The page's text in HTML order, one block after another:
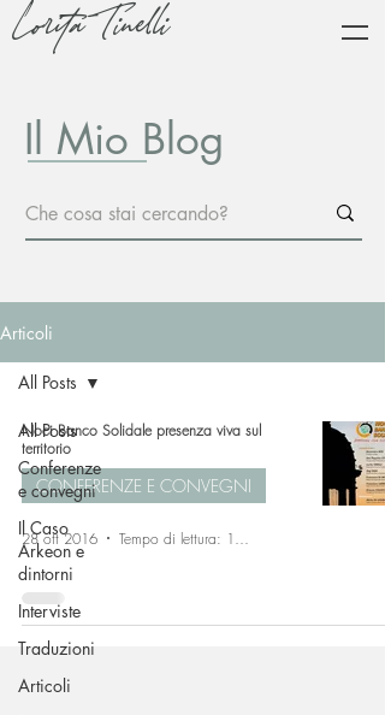
Lorita Tinelli
Il Mio Blog
Articoli
All Posts
Conferenze
e convegni
Il Caso
Arkeon e
dintorni
Interviste
Traduzioni
Articoli
All Posts
Noci Banco Solidale presenza viva sul
territorio
CONFERENZE E CONVEGNI
28 ott 2016 Tempo di lettura: 1 min